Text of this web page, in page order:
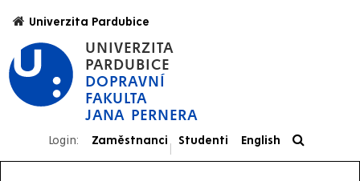
hlavnímu
obsahu
UNIVERZITA
PARDUBICE
DOPRAVNÍ
FAKULTA
JANA PERNERA
Univerzita Pardubice
Login: Zaměstnanci
|
Studenti English